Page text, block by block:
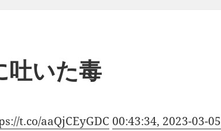
吐いた毒
t.co/aaQjCEyGDC 00:43:34, 2023-03-05